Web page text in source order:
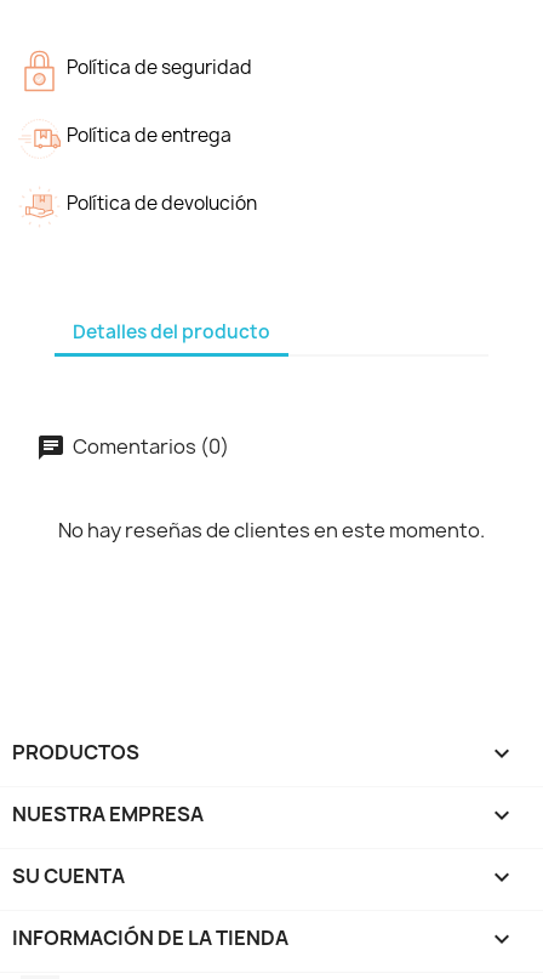
Política de seguridad
Política de entrega
Política de devolución
Detalles del producto
Comentarios (0)
No hay reseñas de clientes en este momento.
PRODUCTOS 
NUESTRA EMPRESA 
SU CUENTA 
INFORMACIÓN DE LA TIENDA keyboard_arrow_down